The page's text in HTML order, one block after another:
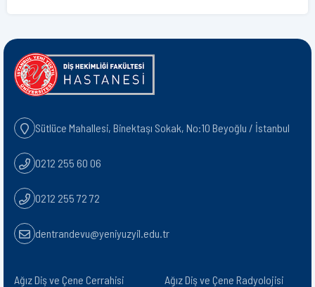
Sütlüce Mahallesi, Binektaşı Sokak, No:10 Beyoğlu / İstanbul
0212 255 60 06
0212 255 72 72
dentrandevu@yeniyuzyil.edu.tr
Ağız Diş ve Çene Cerrahisi Ağız Diş ve Çene Radyolojisi​